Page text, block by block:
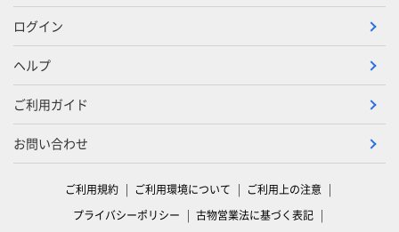
ログイン
ヘルプ
ご利用ガイド
お問い合わせ
ご利用規約 ご利用環境について
ご利用上の注意
プライバシーポリシー
古物営業法に基づく表記